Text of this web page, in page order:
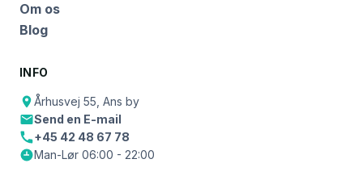
Om os
Blog
INFO
Århusvej 55, Ans by
Send en E-mail
+45 42 48 67 78
Man-Lør 06:00 - 22:00